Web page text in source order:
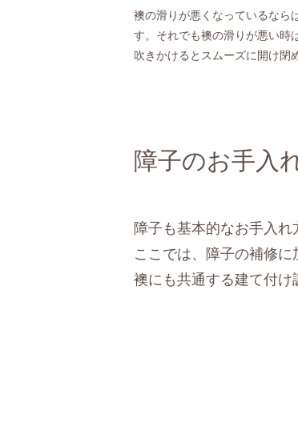
襖の滑りが悪くなっているなら
す。それでも襖の滑りが悪い時
吹きかけるとスムーズに開け閉
障子のお手入
障子も基本的なお手入れ
ここでは、障子の補修に
襖にも共通する建て付け